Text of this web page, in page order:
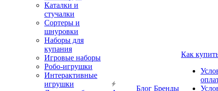
Каталки и
стучалки
Сортеры и
шнуровки
Наборы для
купания
Игровые наборы
Робо-игрушки
Интерактивные
игрушки
Блог Бренды
Как